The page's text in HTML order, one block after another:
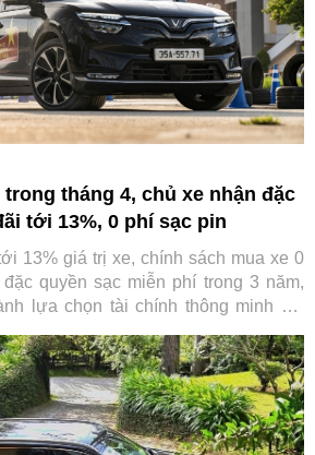
trong tháng 4, chủ xe nhận đặc
tới 13%, 0 phí sạc pin
13% giá trị xe, chính sách mua xe 0
quyền sạc miễn phí trong 3 năm,
lựa chọn tài chính thông minh khi